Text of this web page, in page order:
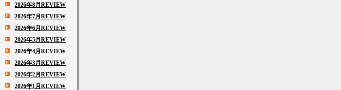
2026年8月REVIEW
2026年7月REVIEW
2026年6月REVIEW
2026年5月REVIEW
2026年4月REVIEW
2026年3月REVIEW
2026年2月REVIEW
2026年1月REVIEW